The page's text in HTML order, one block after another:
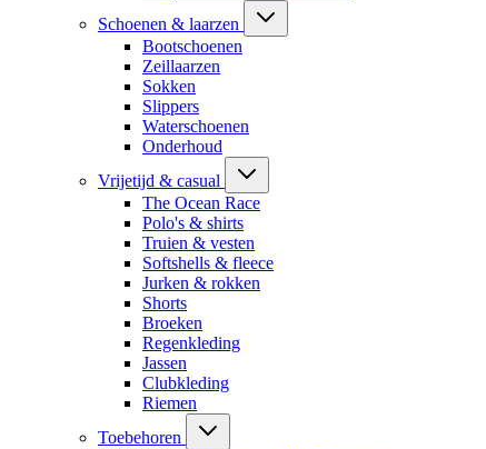
Schoenen & laarzen
Bootschoenen
Zeillaarzen
Sokken
Slippers
Waterschoenen
Onderhoud
Vrijetijd & casual
The Ocean Race
Polo's & shirts
Truien & vesten
Softshells & fleece
Jurken & rokken
Shorts
Broeken
Regenkleding
Jassen
Clubkleding
Riemen
Toebehoren